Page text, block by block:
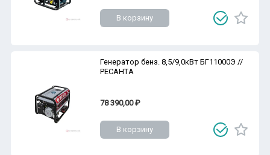
В корзину
Генератор бенз. 8,5/9,0кВт БГ11000Э //
РЕСАНТА
78 390,00 ₽
В корзину